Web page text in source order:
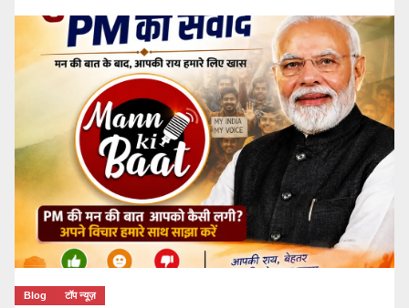
Blog टॉप न्यूज़